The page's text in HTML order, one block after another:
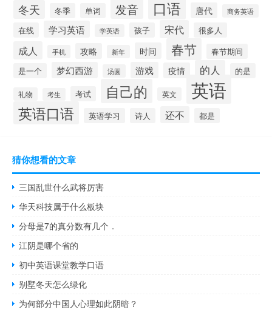
冬天 冬季 单词 发音 口语 唐代 商务英语
在线 学习英语 学英语 孩子 宋代 很多人
成人 手机 攻略 新年 时间 春节
春节期间
是一个
梦幻西游 汤圆 游戏 疫情 的人 的是
礼物 考生 考试 自己的 英文 英语
英语口语 英语学习 诗人 还不 都是
猜你想看的文章
三国乱世什么武将厉害
华天科技属于什么板块
分母是7的真分数有几个．
江阴是哪个省的
初中英语课堂教学口语
别墅冬天怎么绿化
为何部分中国人心理如此阴暗？